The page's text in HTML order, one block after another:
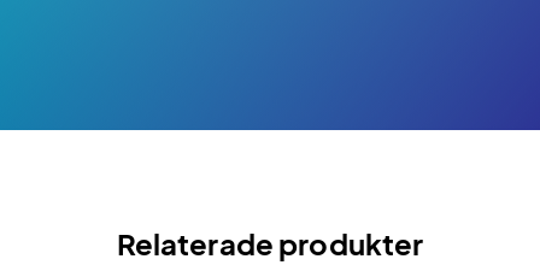
Relaterade produkter